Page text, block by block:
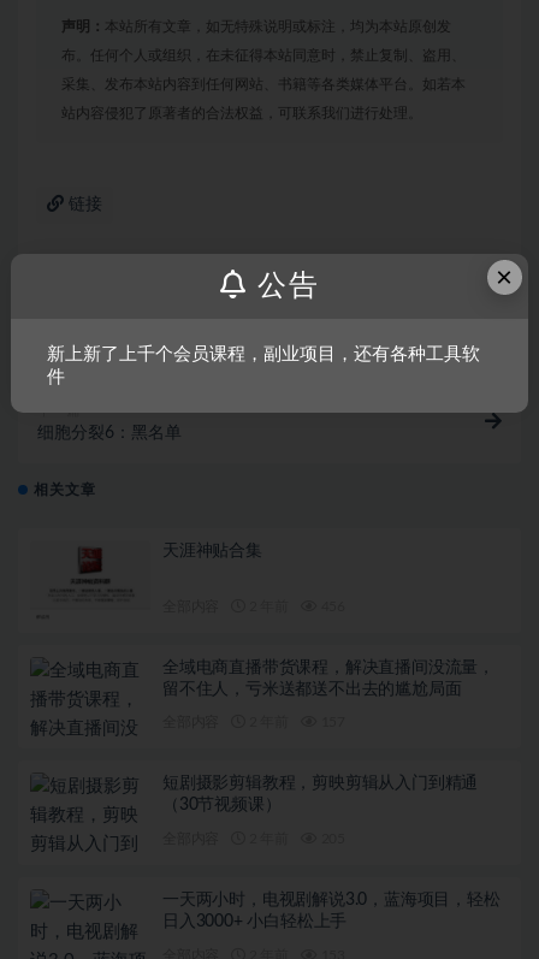
声明： 本站所有文章，如无特殊说明或标注，均为本站原创发
布。任何个人或组织，在未征得本站同意时，禁止复制、盗用、
采集、发布本站内容到任何网站、书籍等各类媒体平台。如若本
站内容侵犯了原著者的合法权益，可联系我们进行处理。
链接
下一篇
细胞分裂6：黑名单
相关文章
天涯神贴合集
全域电商直播带货课程，解决直播间没流量，
留不住人，亏米送都送不出去的尴尬局面
短剧摄影剪辑教程，剪映剪辑从入门到精通
（30节视频课）
一天两小时，电视剧解说3.0，蓝海项目，轻松
日入3000+ 小白轻松上手
×
公告
新上新了上千个会员课程，副业项目，还有各种工具软
件